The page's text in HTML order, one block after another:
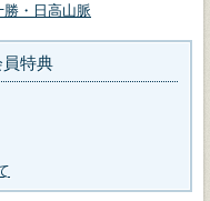
・日高山脈
特典